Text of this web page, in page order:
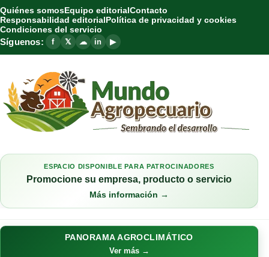
Quiénes somosEquipo editorialContacto
Responsabilidad editorialPolítica de privacidad y cookies
Condiciones del servicio
Síguenos: f 𝕏 ☁ in ▶
ESPACIO DISPONIBLE PARA PATROCINADORES
Promocione su empresa, producto o servicio
Más información →
PANORAMA AGROCLIMÁTICO
Ver más →